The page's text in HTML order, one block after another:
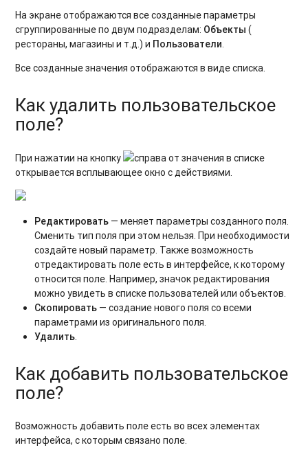
На экране отображаются все созданные параметры
сгруппированные по двум подразделам: Объекты (
рестораны, магазины и т.д.) и Пользователи.
Все созданные значения отображаются в виде списка.
Как удалить пользовательское
поле?
При нажатии на кнопку
справа от значения в списке
открывается всплывающее окно с действиями.
Редактировать — меняет параметры созданного поля.
Сменить тип поля при этом нельзя. При необходимости
создайте новый параметр. Также возможность
отредактировать поле есть в интерфейсе, к которому
относится поле. Например, значок редактирования
можно увидеть в списке пользователей или объектов.
Скопировать — создание нового поля со всеми
параметрами из оригинального поля.
Удалить.
Как добавить пользовательское
поле?
Возможность добавить поле есть во всех элементах
интерфейса, с которым связано поле.